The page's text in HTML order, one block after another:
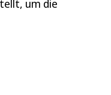
um die